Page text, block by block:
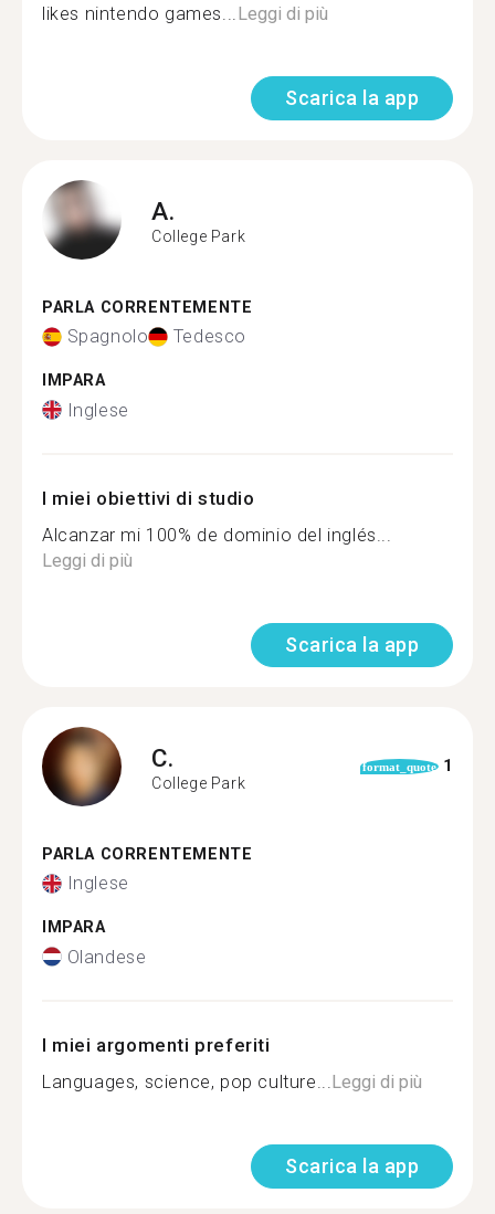
likes nintendo games... Leggi di più
Scarica la app
A.
College Park
PARLA CORRENTEMENTE
Spagnolo Tedesco
IMPARA
Inglese
I miei obiettivi di studio
Alcanzar mi 100% de dominio del inglés...
Leggi di più
Scarica la app
C.
College Park
format_quote 1
PARLA CORRENTEMENTE
Inglese
IMPARA
Olandese
I miei argomenti preferiti
Languages, science, pop culture... Leggi di più
Scarica la app